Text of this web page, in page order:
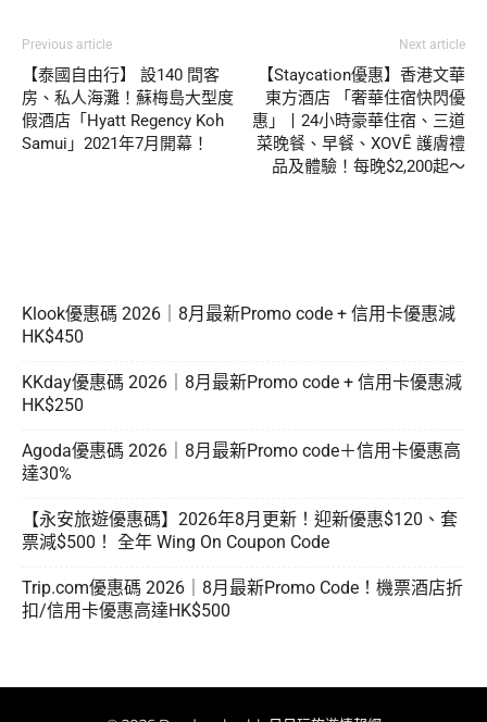
Previous article
【泰國自由行】 設140 間客
房、私人海灘！蘇梅島大型度
假酒店「Hyatt Regency Koh
Samui」2021年7月開幕！
Next article
【Staycation優惠】香港文華
東方酒店 「奢華住宿快閃優
惠」丨24小時豪華住宿、三道
菜晚餐、早餐、XOVĒ 護膚禮
品及體驗！每晚$2,200起～
Klook優惠碼 2026｜8月最新Promo code + 信用卡優惠減
HK$450
KKday優惠碼 2026｜8月最新Promo code + 信用卡優惠減
HK$250
Agoda優惠碼 2026｜8月最新Promo code＋信用卡優惠高
達30%
【永安旅遊優惠碼】2026年8月更新！迎新優惠$120、套
票減$500！ 全年 Wing On Coupon Code
Trip.com優惠碼 2026｜8月最新Promo Code！機票酒店折
扣/信用卡優惠高達HK$500